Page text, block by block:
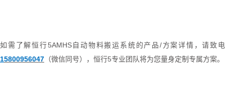
如需了解恒行5AMHS自动物料搬运系统的产品/方案详情，请致电
15800956047 （微信同号） ， 恒行5专业团队将为您量身定制专属方案。